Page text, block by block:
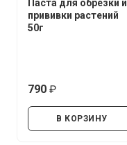
Паста для обрезки и
прививки растений
50г
790
В КОРЗИНУ